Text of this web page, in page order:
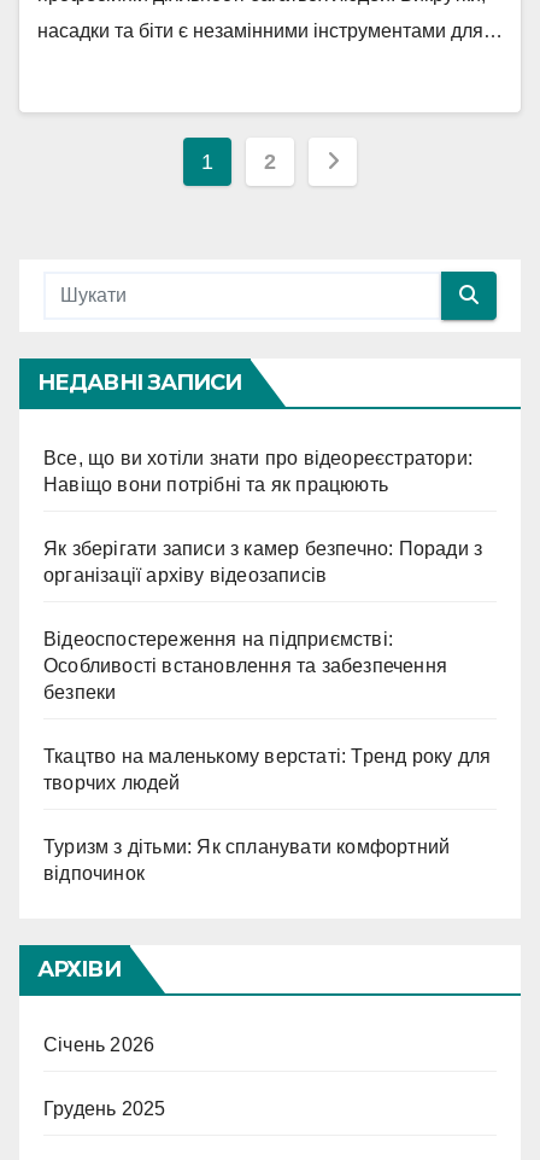
насадки та біти є незамінними інструментами для…
Навігація
1 2
НЕДАВНІ ЗАПИСИ
Все, що ви хотіли знати про відеореєстратори:
Навіщо вони потрібні та як працюють
Як зберігати записи з камер безпечно: Поради з
організації архіву відеозаписів
Відеоспостереження на підприємстві:
Особливості встановлення та забезпечення
безпеки
Ткацтво на маленькому верстаті: Тренд року для
творчих людей
Туризм з дітьми: Як спланувати комфортний
відпочинок
АРХІВИ
Січень 2026
Грудень 2025